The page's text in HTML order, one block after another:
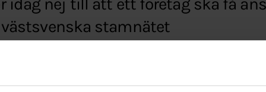
stamnätet